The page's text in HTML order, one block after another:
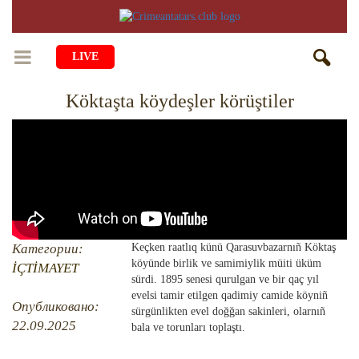
LIVE
BAŞ SAİFE
BALALAR
DİASPORA
İÇTİMAYET
MUZIKA
EDEBİYAT
AVDET YOLU
SADECE FAKT
DİN
VAQIYA — ADİSELER
MİLLİY YEMEKLER
YEMEK TARİFLERİ
DİGER MALÜMAT
Köktaşta köydeşler körüştiler
Категории:
İÇTİMAYET
Опубликовано:
22.09.2025
Keçken raatlıq künü Qarasuvbazarnıñ Köktaş
köyünde birlik ve samimiylik müiti üküm
sürdi. 1895 senesi qurulgan ve bir qaç yıl
evelsi tamir etilgen qadimiy camide köyniñ
sürgünlikten evel doğğan sakinleri, olarnıñ
bala ve torunları toplaştı.